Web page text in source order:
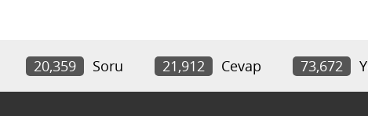
20,359 Soru 21,912 Cevap 73,672